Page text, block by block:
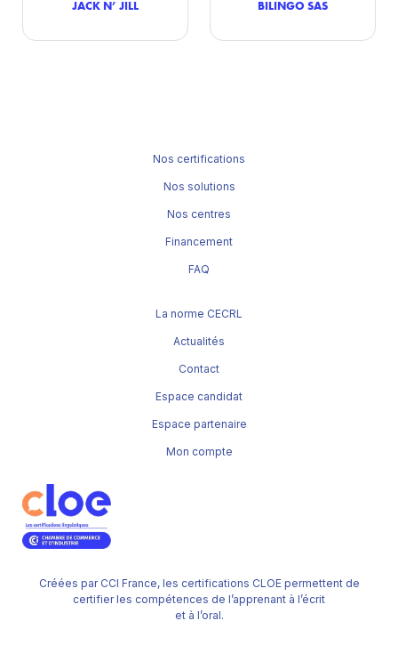
JACK N’ JILL BILINGO SAS
Créées par CCI France, les certifications CLOE permettent de
certifier les compétences de l’apprenant à l’écrit
et à l’oral.
Nos certifications
Nos solutions
Nos centres
Financement
FAQ
La norme CECRL
Actualités
Contact
Espace candidat
Espace partenaire
Mon compte